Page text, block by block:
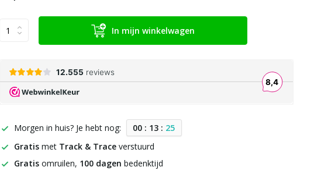
In mijn winkelwagen
Morgen in huis? Je hebt nog: 00 : 13 : 25
Gratismet Track & Traceverstuurd
Gratisomruilen, 100 dagen bedenktijd